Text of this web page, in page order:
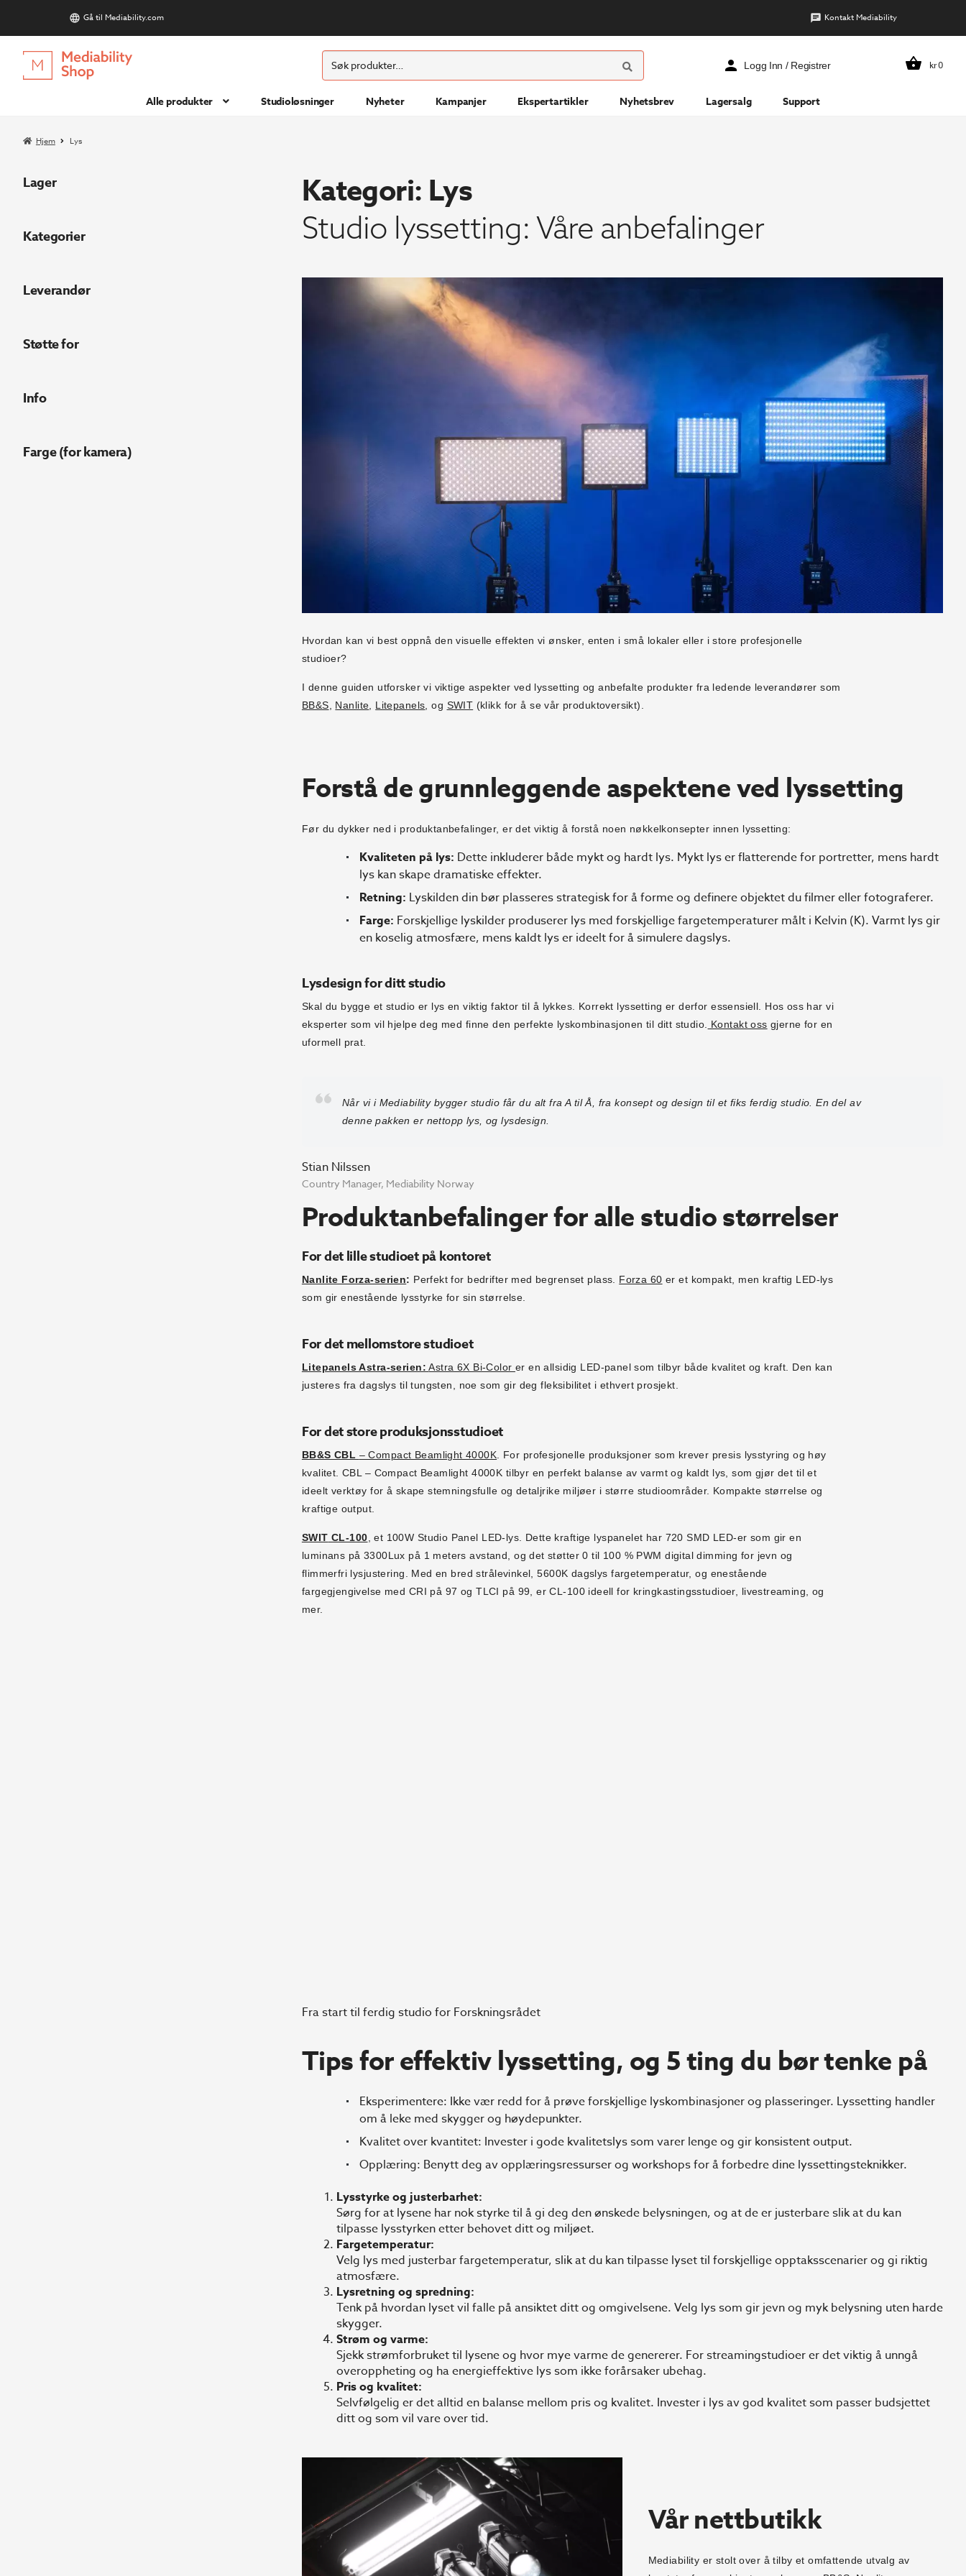
Gå til Mediability.com Kontakt Mediability
Hopp
til
Hopp
til
Søk
etter:
SØK
Logg Inn / Registrer kr0
Alle produkter Studioløsninger Nyheter Kampanjer Ekspertartikler Nyhetsbrev Lagersalg Support
Hjem Lys
Kategori: Lys
Studio lyssetting: Våre anbefalinger
Hvordan kan vi best oppnå den visuelle effekten vi ønsker, enten i små lokaler eller i store profesjonelle
studioer?
I denne guiden utforsker vi viktige aspekter ved lyssetting og anbefalte produkter fra ledende leverandører som
BB&S
Nanlite Litepanels , og SWIT (klikk for å se vår produktoversikt).
Forstå de grunnleggende aspektene ved lyssetting
Før du dykker ned i produktanbefalinger, er det viktig å forstå noen nøkkelkonsepter innen lyssetting:
Kvaliteten på lys: Dette inkluderer både mykt og hardt lys. Mykt lys er flatterende for portretter, mens hardt
lys kan skape dramatiske effekter.
Retning: Lyskilden din bør plasseres strategisk for å forme og definere objektet du filmer eller fotograferer.
Farge: Forskjellige lyskilder produserer lys med forskjellige fargetemperaturer målt i Kelvin (K). Varmt lys gir
en koselig atmosfære, mens kaldt lys er ideelt for å simulere dagslys.
Lysdesign for ditt studio
Skal du bygge et studio er lys en viktig faktor til å lykkes. Korrekt lyssetting er derfor essensiell. Hos oss har vi
eksperter som vil hjelpe deg med finne den perfekte lyskombinasjonen til ditt studio. Kontakt oss gjerne for en
uformell prat.
Når vi i Mediability bygger studio får du alt fra A til Å, fra konsept og design til et fiks ferdig studio. En del av
denne pakken er nettopp lys, og lysdesign.
Stian Nilssen
Country Manager, Mediability Norway
Produktanbefalinger for alle studio størrelser
For det lille studioet på kontoret
Nanlite Forza-serien: Perfekt for bedrifter med begrenset plass. Forza 60 er et kompakt, men kraftig LED-lys
som gir enestående lysstyrke for sin størrelse.
For det mellomstore studioet
Litepanels Astra-serien: Astra 6X Bi-Color er en allsidig LED-panel som tilbyr både kvalitet og kraft. Den kan
justeres fra dagslys til tungsten, noe som gir deg fleksibilitet i ethvert prosjekt.
For det store produksjonsstudioet
BB&S CBL – Compact Beamlight 4000K. For profesjonelle produksjoner som krever presis lysstyring og høy
kvalitet. CBL – Compact Beamlight 4000K tilbyr en perfekt balanse av varmt og kaldt lys, som gjør det til et
ideelt verktøy for å skape stemningsfulle og detaljrike miljøer i større studioområder. Kompakte størrelse og
kraftige output.
SWIT CL-100, et 100W Studio Panel LED-lys. Dette kraftige lyspanelet har 720 SMD LED-er som gir en
luminans på 3300Lux på 1 meters avstand, og det støtter 0 til 100 % PWM digital dimming for jevn og
flimmerfri lysjustering. Med en bred strålevinkel, 5600K dagslys fargetemperatur, og enestående
fargegjengivelse med CRI på 97 og TLCI på 99, er CL-100 ideell for kringkastingsstudioer, livestreaming, og
mer.
Fra start til ferdig studio for Forskningsrådet
Tips for effektiv lyssetting, og 5 ting du bør tenke på
Eksperimentere: Ikke vær redd for å prøve forskjellige lyskombinasjoner og plasseringer. Lyssetting handler
om å leke med skygger og høydepunkter.
Kvalitet over kvantitet: Invester i gode kvalitetslys som varer lenge og gir konsistent output.
Opplæring: Benytt deg av opplæringsressurser og workshops for å forbedre dine lyssettingsteknikker.
Lysstyrke og justerbarhet:
Sørg for at lysene har nok styrke til å gi deg den ønskede belysningen, og at de er justerbare slik at du kan
tilpasse lysstyrken etter behovet ditt og miljøet.
Fargetemperatur:
Velg lys med justerbar fargetemperatur, slik at du kan tilpasse lyset til forskjellige opptaksscenarier og gi riktig
atmosfære.
Lysretning og spredning:
Tenk på hvordan lyset vil falle på ansiktet ditt og omgivelsene. Velg lys som gir jevn og myk belysning uten harde
skygger.
Strøm og varme:
Sjekk strømforbruket til lysene og hvor mye varme de genererer. For streamingstudioer er det viktig å unngå
overoppheting og ha energieffektive lys som ikke forårsaker ubehag.
Pris og kvalitet:
Selvfølgelig er det alltid en balanse mellom pris og kvalitet. Invester i lys av god kvalitet som passer budsjettet
ditt og som vil vare over tid.
Vår nettbutikk
Mediability er stolt over å tilby et omfattende utvalg av
Lager
Kategorier
Leverandør
Støtte for
Info
Farge (for kamera)